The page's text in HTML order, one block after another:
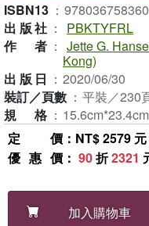
ISBN13 ：
出版社 ：
PBKTYFRL
作者 ： Jette G.
Kong)
出版日 ： 2020/06/30
裝訂／頁數 ： 平裝／230
規格 ：
定價 ：NT$ 2579 元
優惠價 ： 90折2321
加入購物車